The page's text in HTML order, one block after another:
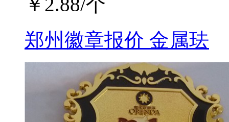
￥ 2.88/个
郑州徽章报价 金属珐